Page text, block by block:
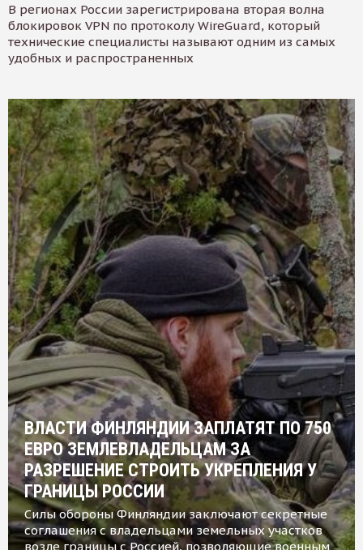
В регионах России зарегистрирована вторая волна
блокировок VPN по протоколу WireGuard, который
технические специалисты называют одним из самых
удобных и распространенных
ВЛАСТИ ФИНЛЯНДИИ ЗАПЛАТЯТ ПО 750
ЕВРО ЗЕМЛЕВЛАДЕЛЬЦАМ ЗА
РАЗРЕШЕНИЕ СТРОИТЬ УКРЕПЛЕНИЯ У
ГРАНИЦЫ РОССИИ
Силы обороны Финляндии заключают секретные
соглашения с владельцами земельных участков
возле границы с Россией, позволяющие военным